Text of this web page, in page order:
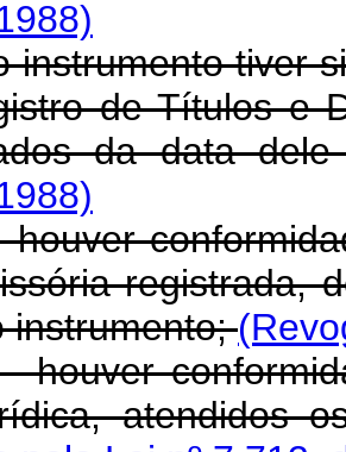
tiver
de Títulos e
da data
conformidade
registrada,
instrumento;
atendidos